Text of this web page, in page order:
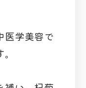
医学美容で